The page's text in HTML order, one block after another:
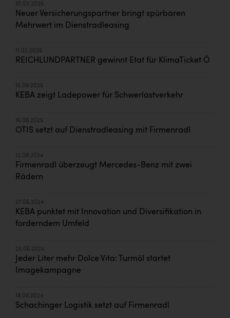
10.03.2026
Neuer Versicherungspartner bringt spürbaren
Mehrwert im Dienstradleasing
11.02.2026
REICHLUNDPARTNER gewinnt Etat für KlimaTicket Ö
15.09.2025
KEBA zeigt Ladepower für Schwerlastverkehr
16.06.2025
OTIS setzt auf Dienstradleasing mit Firmenradl
12.08.2024
Firmenradl überzeugt Mercedes-Benz mit zwei
Rädern
27.06.2024
KEBA punktet mit Innovation und Diversifikation in
forderndem Umfeld
25.06.2024
Jeder Liter mehr Dolce Vita: Turmöl startet
Imagekampagne
18.06.2024
Schachinger Logistik setzt auf Firmenradl